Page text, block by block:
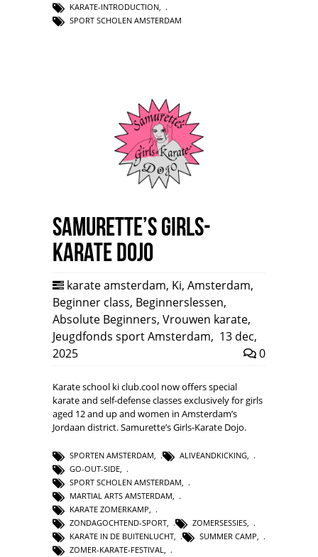
KARATE-INTRODUCTION
SPORT SCHOLEN AMSTERDAM
Samurette’s Girls-
Karate Dojo
karate amsterdam, Ki, Amsterdam,
Beginner class, Beginnerslessen,
Absolute Beginners, Vrouwen karate,
Jeugdfonds sport Amsterdam, 13 dec,
2025
0
Karate school ki club.cool now offers special
karate and self-defense classes exclusively for girls
aged 12 and up and women in Amsterdam’s
Jordaan district. Samurette’s Girls-Karate Dojo.
SPORTEN AMSTERDAM ALIVEANDKICKING
GO-OUT-SIDE
SPORT SCHOLEN AMSTERDAM
MARTIAL ARTS AMSTERDAM
KARATE ZOMERKAMP
ZONDAGOCHTEND-SPORT
ZOMERSESSIES
KARATE IN DE BUITENLUCHT
SUMMER CAMP
ZOMER-KARATE-FESTIVAL,